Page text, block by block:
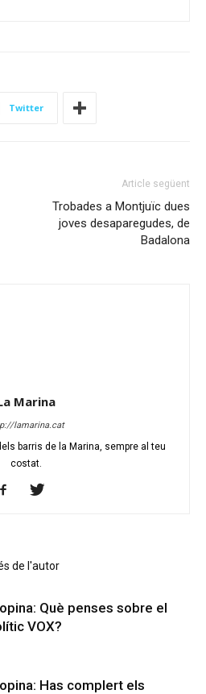
Twitter
Article següent
Trobades a Montjuïc dues
joves desaparegudes, de
Badalona
Marina
lamarina.cat
barris de la Marina, sempre al teu
costat.
de l'autor
Què penses sobre el
VOX?
Has complert els